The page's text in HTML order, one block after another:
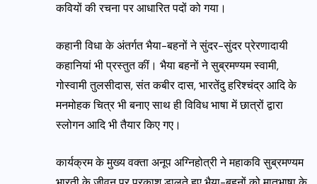
कवियों की रचना पर आधारित पदों को गया।
कहानी विधा के अंतर्गत भैया-बहनों ने सुंदर-सुंदर प्रेरणादायी
कहानियां भी प्रस्तुत कीं। भैया बहनों ने सुब्रमण्यम स्वामी,
गोस्वामी तुलसीदास, संत कबीर दास, भारतेंदु हरिश्चंद्र आदि के
मनमोहक चित्र भी बनाए साथ ही विविध भाषा में छात्रों द्वारा
स्लोगन आदि भी तैयार किए गए।
कार्यक्रम के मुख्य वक्ता अनूप अग्निहोत्री ने महाकवि सुब्रमण्यम